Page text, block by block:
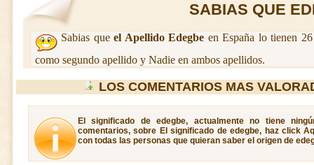
SABIAS QUE
Sabias queel Apellido Edegbe en España lo tienen
como segundo apellido y Nadie en ambos apellidos.
LOS COMENTARIOS MAS
El significado de edegbe, actualmente no tiene
comentarios, sobre El significado de edegbe, haz click
con todas las personas que quieran saber el origen de